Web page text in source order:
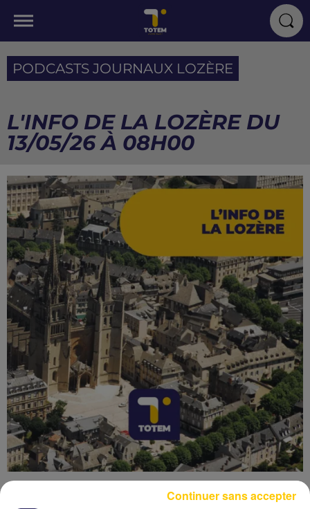
PODCASTS JOURNAUX LOZÈRE
L'INFO DE LA LOZÈRE DU
13/05/26 À 08H00
Continuer sans accepter